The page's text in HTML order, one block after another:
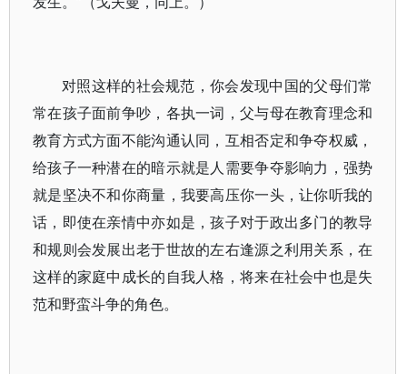
对照这样的社会规范，你会发现中国的父母们常
常在孩子面前争吵，各执一词，父与母在教育理念和
教育方式方面不能沟通认同，互相否定和争夺权威，
给孩子一种潜在的暗示就是人需要争夺影响力，强势
就是坚决不和你商量，我要高压你一头，让你听我的
话，即使在亲情中亦如是，孩子对于政出多门的教导
和规则会发展出老于世故的左右逢源之利用关系，在
这样的家庭中成长的自我人格，将来在社会中也是失
范和野蛮斗争的角色。